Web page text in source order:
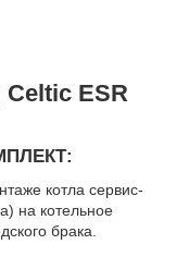
Celtic ESR
котла сервис-
на котельное
брака.